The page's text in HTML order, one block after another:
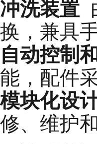
冲洗装置
换，兼具
自动控制
能，配件
模块化设
修、维护